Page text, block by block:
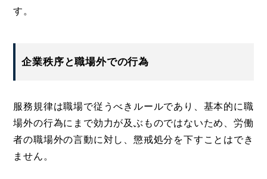
す。
企業秩序と職場外での行為
服務規律は職場で従うべきルールであり、基本的に職
場外の行為にまで効力が及ぶものではないため、労働
者の職場外の言動に対し、懲戒処分を下すことはでき
ません。